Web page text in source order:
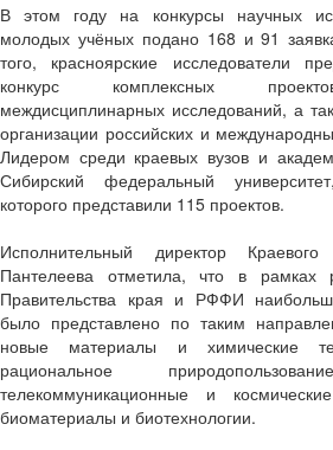
В этом году на конкурсы научных
молодых учёных подано 168 и 91
того, красноярские исследователи
конкурс комплексных
междисциплинарных исследований, а
организации российских и
Лидером среди краевых вузов и
Сибирский федеральный
которого представили 115 проектов.
Исполнительный директор
Пантелеева отметила, что в рамках
Правительства края и РФФИ
было представлено по таким
новые материалы и химические
рациональное
телекоммуникационные и
биоматериалы и биотехнологии.